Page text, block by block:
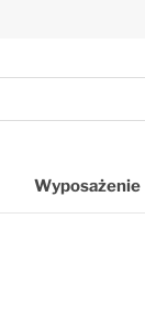
Wyposażenie